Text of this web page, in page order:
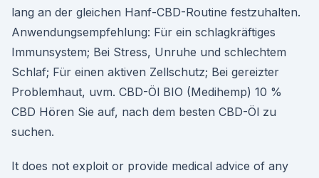
lang an der gleichen Hanf-CBD-Routine festzuhalten.
Anwendungsempfehlung: Für ein schlagkräftiges
Immunsystem; Bei Stress, Unruhe und schlechtem
Schlaf; Für einen aktiven Zellschutz; Bei gereizter
Problemhaut, uvm. CBD-Öl BIO (Medihemp) 10 %
CBD Hören Sie auf, nach dem besten CBD-Öl zu
suchen.
It does not exploit or provide medical advice of any